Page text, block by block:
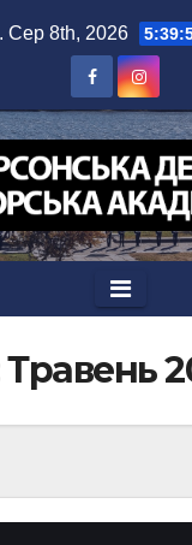
Сер 8th, 2026
Травень